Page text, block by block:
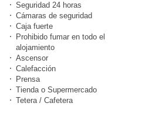
Seguridad 24 horas
Cámaras de seguridad
Caja fuerte
Prohibido fumar en todo el
alojamiento
Ascensor
Calefacción
Prensa
Tienda o Supermercado
Tetera / Cafetera